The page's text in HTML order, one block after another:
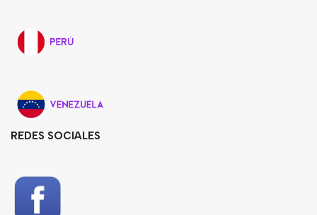
REDES SOCIALES